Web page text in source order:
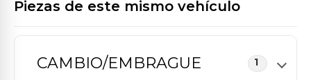
Piezas de este mismo vehículo
CAMBIO/EMBRAGUE 1